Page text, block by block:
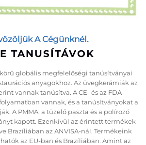
A Cégünknél.
TANUSÍTÁVOK
globális megfelelőségi tanúsítványai
anyagokhoz. Az üvegkerámiák az
vannak tanúsítva. A CE- és az FDA-
vannak, és a tanúsítványokat a
A PMMA, a tüzelő paszta és a polírozó
kapott. Ezenkívül az érintett termékek
Brazíliában az ANVISA-nál. Termékeink
az EU-ban és Brazíliában. Amint az